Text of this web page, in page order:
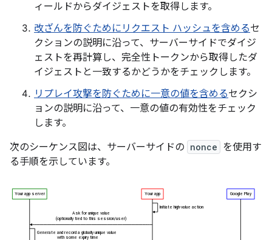
ィールドからダイジェストを取得します。
改ざんを防ぐためにリクエスト ハッシュを含めるセ
クションの説明に沿って、サーバーサイドでダイジ
ェストを再計算し、完全性トークンから取得したダ
イジェストと一致するかどうかをチェックします。
リプレイ攻撃を防ぐために一意の値を含めるセクシ
ョンの説明に沿って、一意の値の有効性をチェック
します。
次のシーケンス図は、サーバーサイドの nonce を使用す
る手順を示しています。